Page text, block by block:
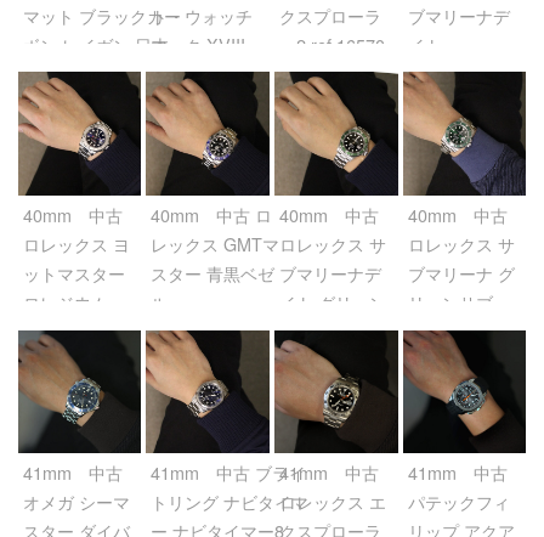
マット ブラックカー
ボン レイヴン 日本
300本限定
ref.MB0141B8/BD57
カーボン
ト・ウォッチ
マーク XVIII
ref.IW327011
ブラック
クスプローラ
ー2 ref.16570
ブラック
ブマリーナデ
イト
ref.126613LN
ブラック
40mm 中古
ロレックス ヨ
ットマスター
ロレジウム
ref.126622 ブ
ルー
40mm 中古 ロ
レックス GMTマ
スター 青黒ベゼ
ル
ref.116710BLNR
ブラック
40mm 中古
ロレックス サ
ブマリーナデ
イト グリーン
サブ
ref.16610LV
ブラック
40mm 中古
ロレックス サ
ブマリーナ グ
リーンサブ
ref.116610LV
グリーン
41mm 中古
オメガ シーマ
スター ダイバ
41mm 中古 ブライ
トリング ナビタイマ
ー ナビタイマー8
41mm 中古
ロレックス エ
クスプローラ
41mm 中古
パテックフィ
リップ アクア